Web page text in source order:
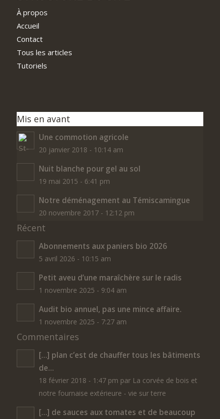
À propos
Accueil
Contact
Tous les articles
Tutoriels
Mis en avant
Une commotion agricole
20 janvier 2018 - 10:14 am
Nuit blanche pour gel au sol
19 mai 2015 - 6:41 pm
Notre déménagement au Témiscamingue
20 novembre 2017 - 12:12 pm
Récent
Abonnements aux paniers bio 2026
5 avril 2026 - 10:15 am
Petit aveu d’une maraîchère sur le radis
1 novembre 2025 - 9:04 am
Audit bio annuel, pas une mince affaire.
1 novembre 2025 - 7:27 am
Commentaires
[…] plan c’est de chauffer tous les bâtiments
de...
18 février 2018 - 1:47 pm par La corvée de bois et
notre fournaise extérieure - vie sur terre
[…] de sauces aux tomates et de beaucoup